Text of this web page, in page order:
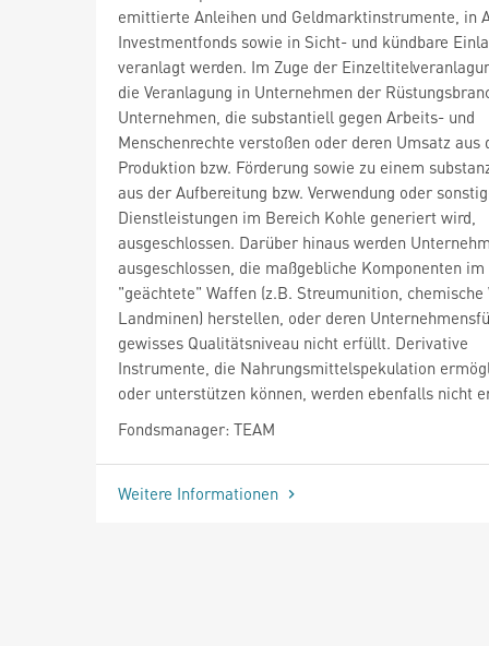
emittierte Anleihen und Geldmarktinstrumente, in
Investmentfonds sowie in Sicht- und kündbare
veranlagt werden. Im Zuge der
die Veranlagung in Unternehmen der
Unternehmen, die substantiell gegen Arbeits- und
Menschenrechte verstoßen oder deren Umsatz aus
Produktion bzw. Förderung sowie zu einem
aus der Aufbereitung bzw. Verwendung oder
Dienstleistungen im Bereich Kohle generiert wird,
ausgeschlossen. Darüber hinaus werden
ausgeschlossen, die maßgebliche Komponenten
"geächtete" Waffen (z.B. Streumunition, chemische
Landminen) herstellen, oder deren
gewisses Qualitätsniveau nicht erfüllt. Derivative
Instrumente, die Nahrungsmittelspekulation
oder unterstützen können, werden ebenfalls nicht
Fondsmanager: TEAM
Weitere Informationen